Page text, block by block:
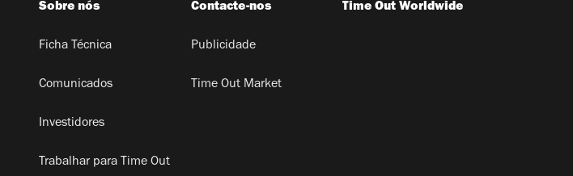
Sobre nós
Ficha Técnica
Comunicados
Investidores
Trabalhar para Time Out
Contacte-nos
Publicidade
Time Out Market
Time Out Worldwide